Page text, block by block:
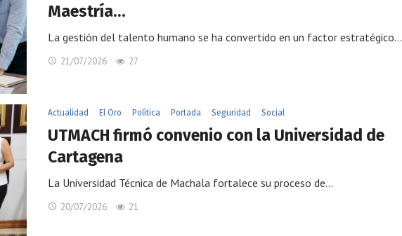
Maestría…
La gestión del talento humano se ha convertido en un factor estratégico…
21/07/2026 27
Actualidad El Oro Política Portada Seguridad Social
UTMACH firmó convenio con la Universidad de
Cartagena
La Universidad Técnica de Machala fortalece su proceso de…
20/07/2026 21